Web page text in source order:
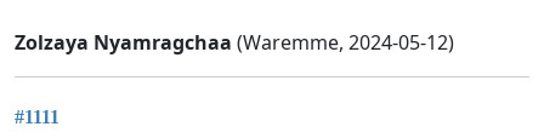
Zolzaya Nyamragchaa (Waremme, 2024-05-12)
#1111